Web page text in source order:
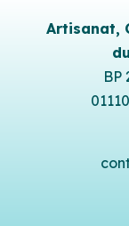
Artisanat,
BP